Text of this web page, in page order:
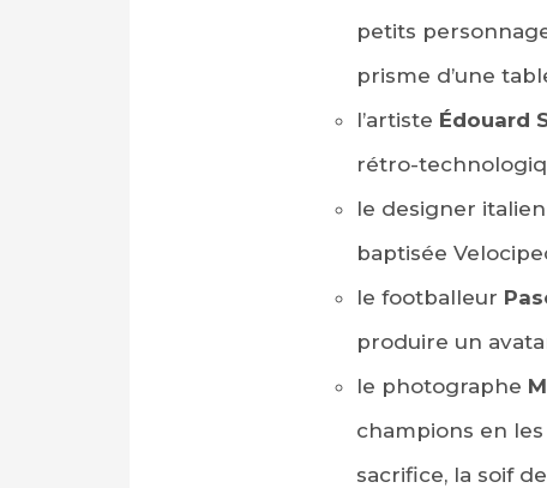
petits
prisme d’une
l’artiste Édouard
rétro-
le designer italien
baptisée
le footballeur
produire un
le photographe
champions en
sacrifice, la soif